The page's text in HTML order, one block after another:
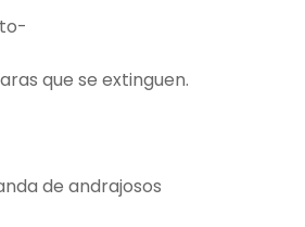
que se extinguen.
de andrajosos